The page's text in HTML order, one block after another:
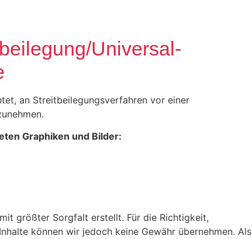
Universal­
an Streitbeilegungsverfahren vor einer
Graphiken und Bilder:
größter Sorgfalt erstellt. Für die Richtigkeit,
können wir jedoch keine Gewähr übernehmen. Als